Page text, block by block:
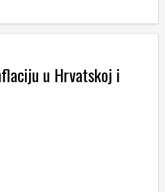
u Hrvatskoj i